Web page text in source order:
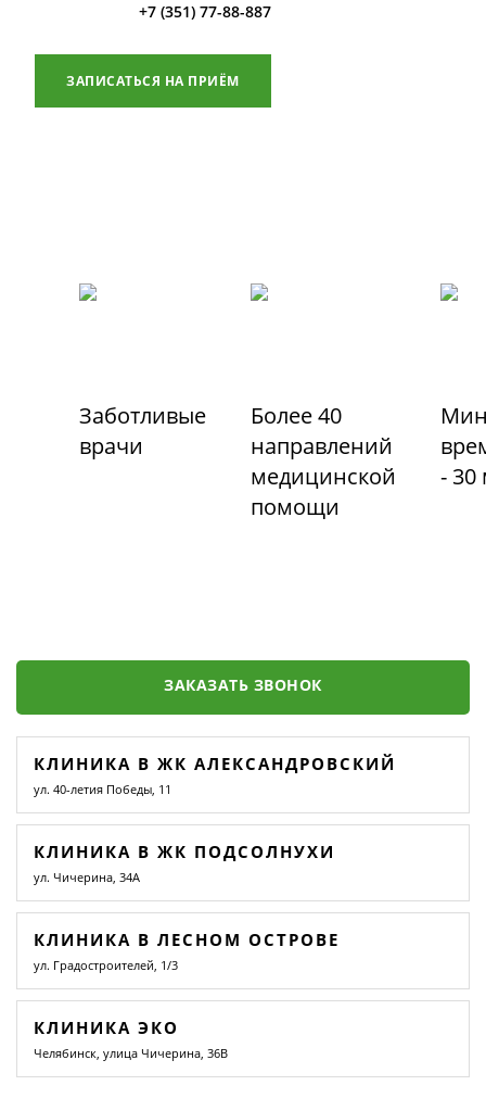
+7 (351) 77-88-887
ЗАПИСАТЬСЯ НА ПРИЁМ
Заботливые
врачи
Более 40
направлений
медицинской
помощи
- 30
ЗАКАЗАТЬ ЗВОНОК
КЛИНИКА В ЖК АЛЕКСАНДРОВСКИЙ
ул. 40-летия Победы, 11
КЛИНИКА В ЖК ПОДСОЛНУХИ
ул. Чичерина, 34А
КЛИНИКА В ЛЕСНОМ ОСТРОВЕ
ул. Градостроителей, 1/3
КЛИНИКА ЭКО
Челябинск, улица Чичерина, 36В